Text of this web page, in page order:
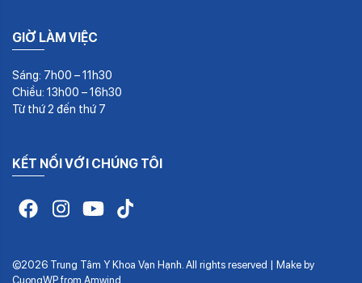
GIỜ LÀM VIỆC
Sáng: 7h00 – 11h30
Chiều: 13h00 – 16h30
Từ thứ 2 đến thứ 7
KẾT NỐI VỚI CHÚNG TÔI
©2026 Trung Tâm Y Khoa Vạn Hạnh. All rights reserved | Make by
CuongWP from Amwind